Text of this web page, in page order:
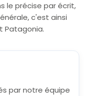
le précise par écrit,
c'est ainsi
Patagonia.
par notre équipe